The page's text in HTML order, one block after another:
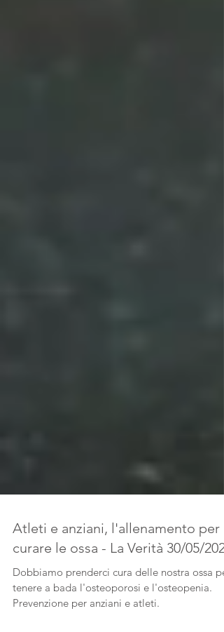
Atleti e anziani, l'allenamento per
curare le ossa - La Verità 30/05/2022
Dobbiamo prenderci cura delle nostra ossa per